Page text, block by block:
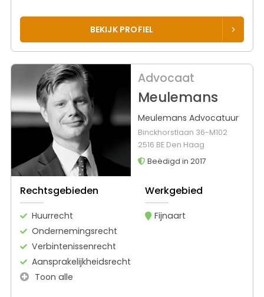
BEKIJK PROFIEL
Advocaat
Meulemans
Meulemans Advocatuur
Binckhorstlaan 36-M102
2516 BE Den Haag
Beëdigd in 2017
Rechtsgebieden
Huurrecht
Ondernemingsrecht
Verbintenissenrecht
Aansprakelijkheidsrecht
Toon alle
Werkgebied
Fijnaart